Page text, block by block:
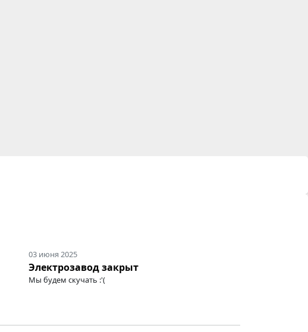
03 июня 2025
Электрозавод закрыт
Мы будем скучать :'(